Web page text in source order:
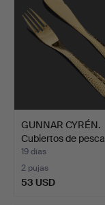
GUNNAR CYRÉN.
Cubiertos de
6 …
19 días
2 pujas
53 USD